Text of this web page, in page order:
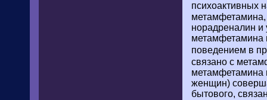
психоактивных
норадреналин и
метамфетамина
поведением в
связано с
метамфетамина
женщин)
бытового,